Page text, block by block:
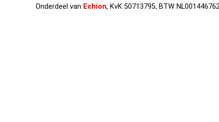
Onderdeel van Echion, KvK 50713795, BTW